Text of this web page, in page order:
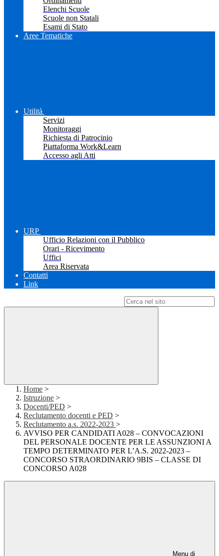
Elenchi Scuole
Scuole non Statali
Esami di Stato
Aree Tematiche
Utilità
Servizi
Monitoraggi
Richiesta di Patrocinio
Piattaforma Work&Learn
Accesso agli Atti
URP
Ufficio Relazioni con il Pubblico
Orari - Ricevimento
Uffici
Area Riservata
Contatti
Link
Home >
Istruzione >
Docenti/PED >
Reclutamento docenti e PED >
Reclutamento a.s. 2022-2023 >
AVVISO PER CANDIDATI A028 – CONVOCAZIONI
DEL PERSONALE DOCENTE PER LE ASSUNZIONI A
TEMPO DETERMINATO PER L’A.S. 2022-2023 –
CONCORSO STRAORDINARIO 9BIS – CLASSE DI
CONCORSO A028
Menu di